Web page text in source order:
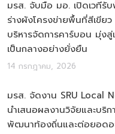
มรส. จับมือ มอ. เปิดเวทีรั
ร่างผังโครงข่ายพื้นที่สีเขีย
บริหารจัดการคาร์บอน มุ่งสู่
เป็นกลางอย่างยั่งยืน
14 กรกฎาคม, 2026
มรส. จัดงาน SRU Local
นำเสนอผลงานวิจัยและบริก
พัฒนาท้องถิ่นและต่อยอด